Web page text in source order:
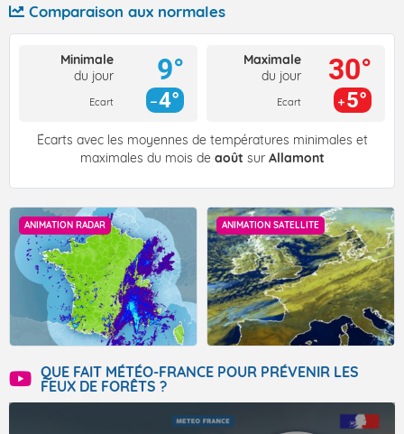
Comparaison aux normales
Minimale
du jour
Ecart
9°
4°
Maximale
du jour
Ecart
30°
5°
Écarts avec les moyennes de températures minimales et
maximales du mois de août sur Allamont
ANIMATION RADAR ANIMATION SATELLITE
QUE FAIT MÉTÉO-FRANCE POUR PRÉVENIR LES
FEUX DE FORÊTS ?